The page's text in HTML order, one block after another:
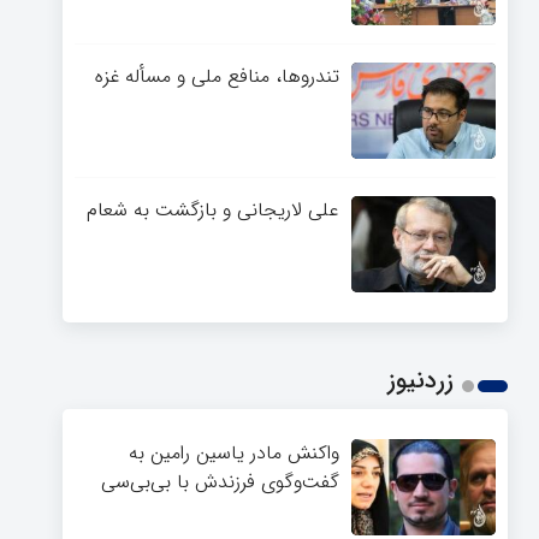
تندروها، منافع ملی و مسأله غزه
علی لاریجانی و بازگشت به شعام
زردنیوز
واکنش مادر یاسین رامین به
گفت‌وگوی فرزندش با بی‌بی‌سی